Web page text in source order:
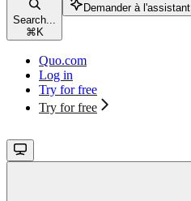
Search...
⌘ K
Demander à l'assistant
Quo.com
Log in
Try for free
Try for free